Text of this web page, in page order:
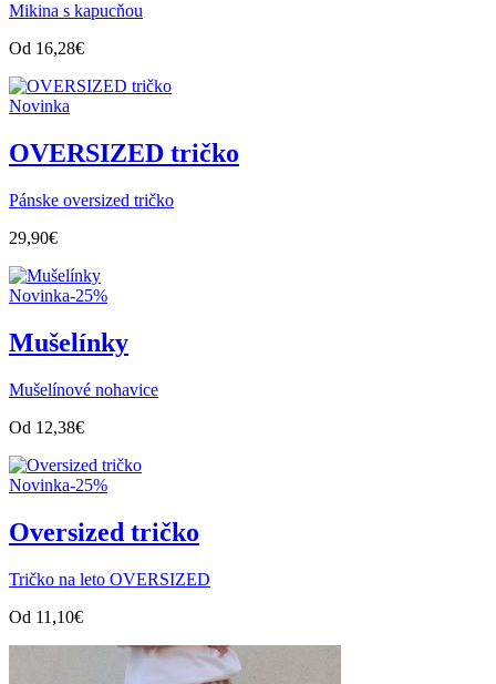
Mikina s kapucňou
Od 16,28€
Novinka
OVERSIZED tričko
Pánske oversized tričko
29,90€
Novinka-25%
Mušelínky
Mušelínové nohavice
Od 12,38€
Novinka-25%
Oversized tričko
Tričko na leto OVERSIZED
Od 11,10€